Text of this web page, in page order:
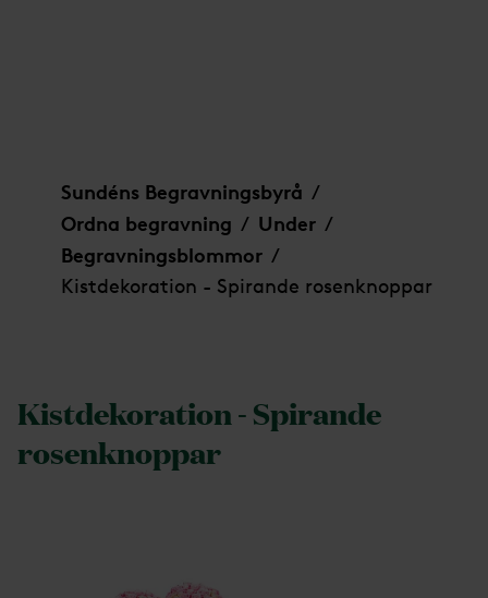
Sundéns Begravningsbyrå /
Ordna begravning / Under /
Begravningsblommor /
Kistdekoration - Spirande rosenknoppar
Kistdekoration - Spirande
rosenknoppar